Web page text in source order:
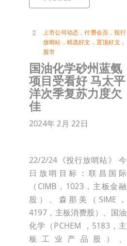
上市公司动态 ，付费会员 ， 投行
放哨站 ， 精选好文 ， 置顶好文 ，
股市
国油化学砂州蓝氨
项目受看好 马太平
洋次季复苏力度欠
佳
2024年 2月 22日
22/2/24《投行放哨站》 今
日放哨目标：联昌国际
（CIMB，1023，主板金融
股）、森那美（SIME，
4197，主板消费股）、国油
化学（PCHEM ，5183，主
板工业产品股）、